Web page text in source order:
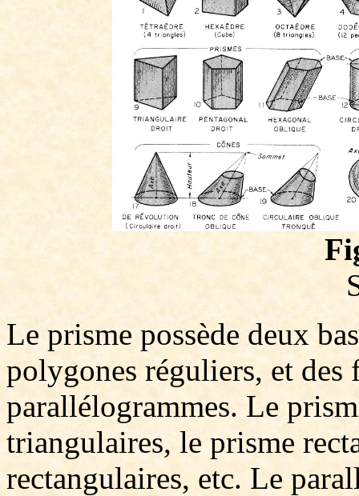
Le prisme possède deux
polygones réguliers, et des
parallélogrammes. Le
triangulaires, le prisme
rectangulaires, etc. Le